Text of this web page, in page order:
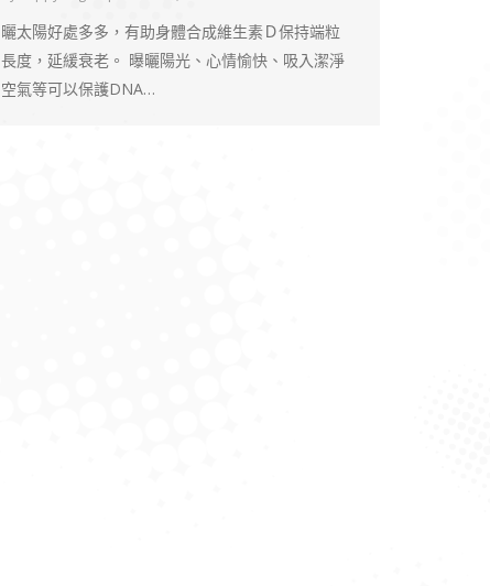
曬太陽好處多多，有助身體合成維生素Ｄ保持端粒
長度，延緩衰老。 曝曬陽光、心情愉快、吸入潔淨
空氣等可以保護DNA…